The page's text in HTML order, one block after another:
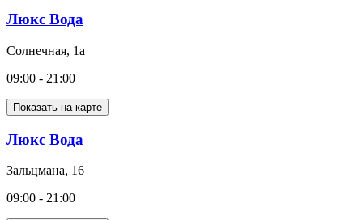
Люкс Вода
Солнечная, 1а
09:00 - 21:00
Показать на карте
Люкс Вода
Зальцмана, 16
09:00 - 21:00